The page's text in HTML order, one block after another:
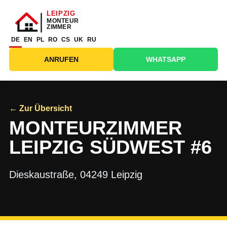
ANRUFEN WHATSAPP
DE EN PL RO CS UK RU
← Zur Übersicht
MONTEURZIMMER
LEIPZIG SÜDWEST #6
Dieskaustraße, 04249 Leipzig